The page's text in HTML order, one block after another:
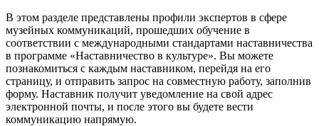
В этом разделе представлены профили экспертов в сфере
музейных коммуникаций, прошедших обучение в
соответствии с международными стандартами наставничества
в программе «Наставничество в культуре». Вы можете
познакомиться с каждым наставником, перейдя на его
страницу, и отправить запрос на совместную работу, заполнив
форму. Наставник получит уведомление на свой адрес
электронной почты, и после этого вы будете вести
коммуникацию напрямую.